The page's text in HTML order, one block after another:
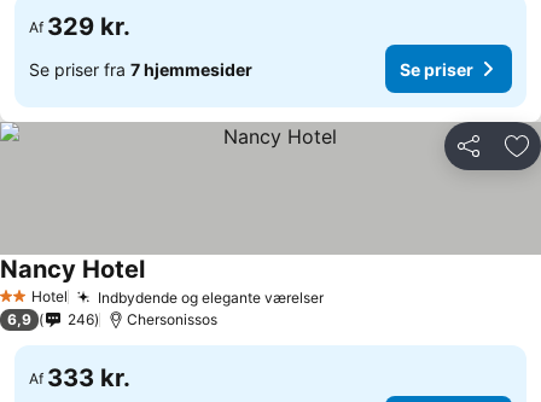
Af 329 kr.
Se priser fra 7 hjemmesider Se priser
Del
2 Stjerner
Hotel Indbydende og elegante værelser
Nancy Hotel
6,9 246 Chersonissos
Af 333 kr.